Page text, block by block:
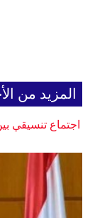
المزيد من
اجتماع تنسيقي